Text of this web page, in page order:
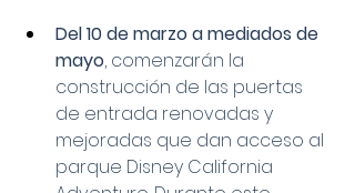
Del 10 de marzo a mediados de
mayo, comenzarán la
construcción de las puertas
de entrada renovadas y
mejoradas que dan acceso al
parque Disney California